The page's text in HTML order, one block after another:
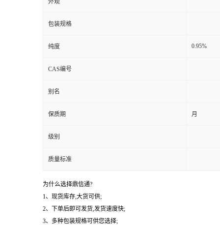
外观
包装规格
纯度 0.95%
CAS编号
别名
保质期 月
级别
质量标准
为什么选择鼎信通?
1、现货库存,大货可供;
2、下单后即可发货,发货速度快;
3、多种包装规格可供您选择;